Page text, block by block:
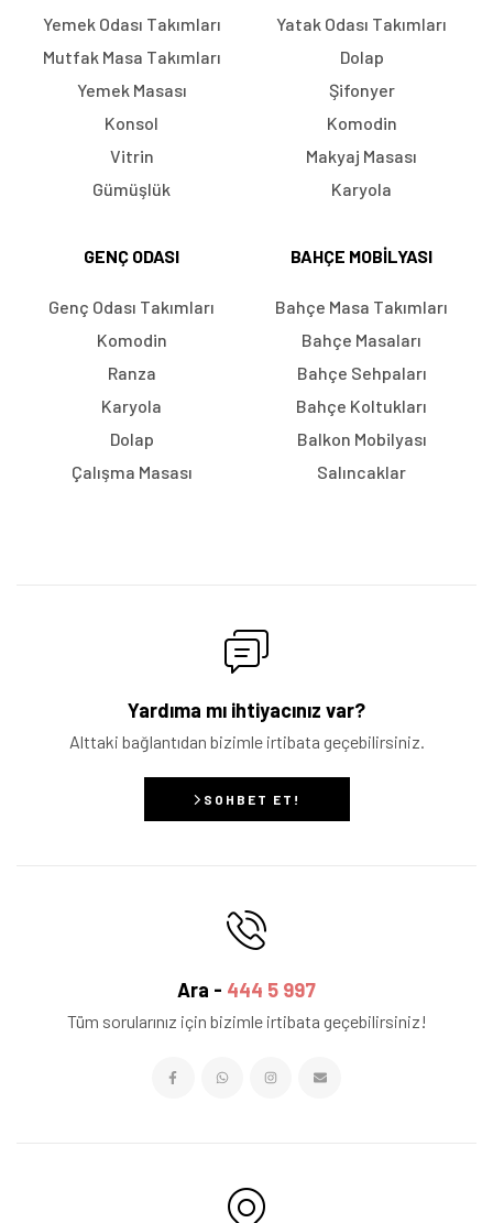
Yemek Odası Takımları
Mutfak Masa Takımları
Yemek Masası
Konsol
Vitrin
Gümüşlük
Yatak Odası Takımları
Dolap
Şifonyer
Komodin
Makyaj Masası
Karyola
GENÇ ODASI
Genç Odası Takımları
Komodin
Ranza
Karyola
Dolap
Çalışma Masası
BAHÇE MOBILYASI
Bahçe Masa Takımları
Bahçe Masaları
Bahçe Sehpaları
Bahçe Koltukları
Balkon Mobilyası
Salıncaklar
Yardıma mı ihtiyacınız var?
Alttaki bağlantıdan bizimle irtibata geçebilirsiniz.
SOHBET ET!
Ara - 444 5 997
Tüm sorularınız için bizimle irtibata geçebilirsiniz!